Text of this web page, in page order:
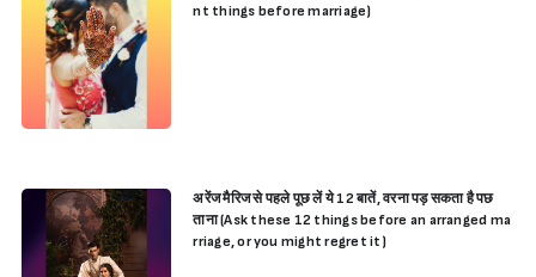
nt things before marriage)
अरेंज मैरिज से पहले पूछ लें ये 12 बातें, वरना पड़ सकता है पछ
ताना (Ask these 12 things before an arranged ma
rriage, or you might regret it)